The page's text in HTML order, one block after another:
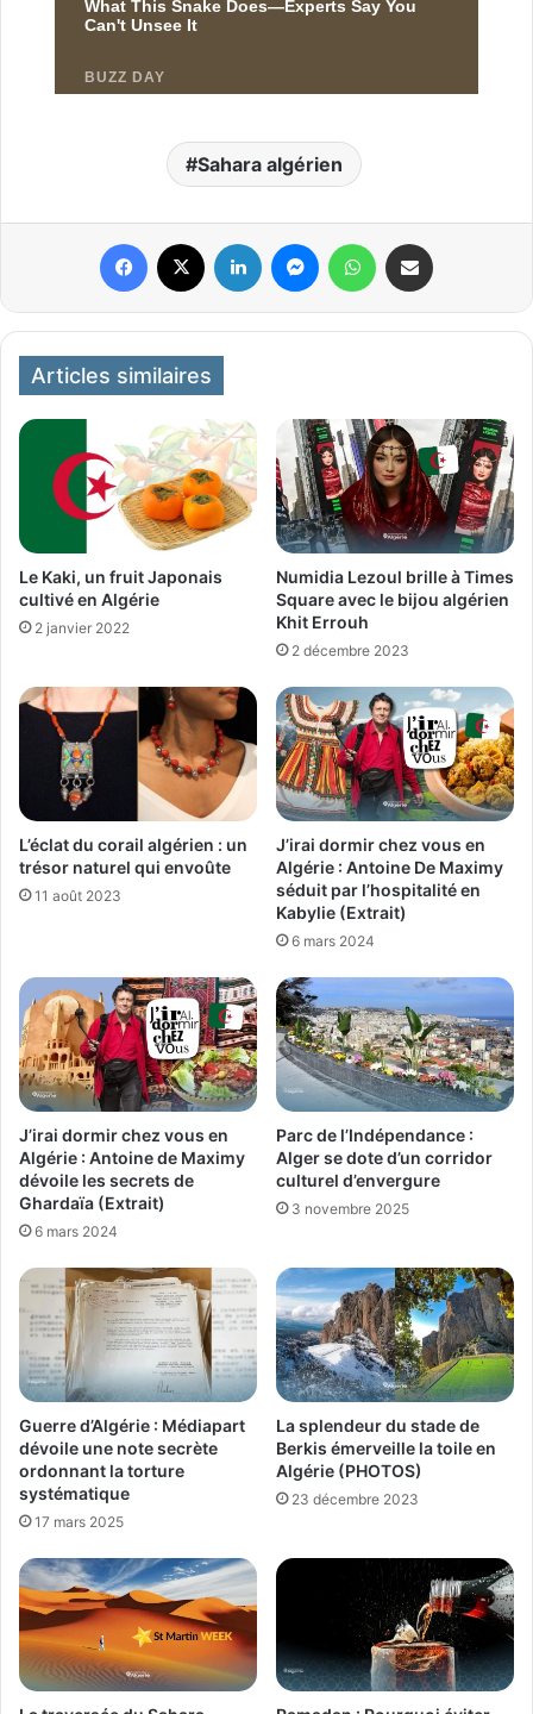
Sahara algérien
Articles similaires
Le Kaki, un fruit Japonais
cultivé en Algérie
2 janvier 2022
Numidia Lezoul brille à Times
Square avec le bijou algérien
Khit Errouh
2 décembre 2023
L’éclat du corail algérien : un
trésor naturel qui envoûte
11 août 2023
J’irai dormir chez vous en
Algérie : Antoine De Maximy
séduit par l’hospitalité en
Kabylie (Extrait)
6 mars 2024
J’irai dormir chez vous en
Algérie : Antoine de Maximy
dévoile les secrets de
Ghardaïa (Extrait)
6 mars 2024
Parc de l’Indépendance :
Alger se dote d’un corridor
culturel d’envergure
3 novembre 2025
Guerre d’Algérie : Médiapart
dévoile une note secrète
ordonnant la torture
systématique
17 mars 2025
La splendeur du stade de
Berkis émerveille la toile en
Algérie (PHOTOS)
23 décembre 2023